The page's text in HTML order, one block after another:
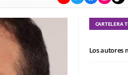
CARTELERA
Los autores